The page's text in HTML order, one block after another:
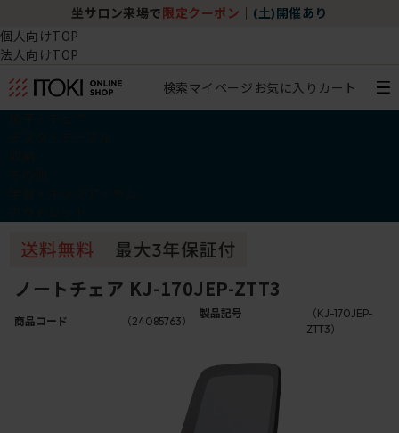
限定クーポン｜(土)開催あり チェア体験ショー
個人向けTOP
法人向けTOP
検索マイページ お気に入り カート
ノートチェア KJ-170JEP-ZTT3
商品コード （24085763）
製品記号
（KJ-170JEP-
ZTT3）